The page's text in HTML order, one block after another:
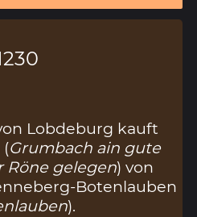
Lobdeburg kauft
Grumbach ain gute
Röne gelegen) von
Botenlauben
).